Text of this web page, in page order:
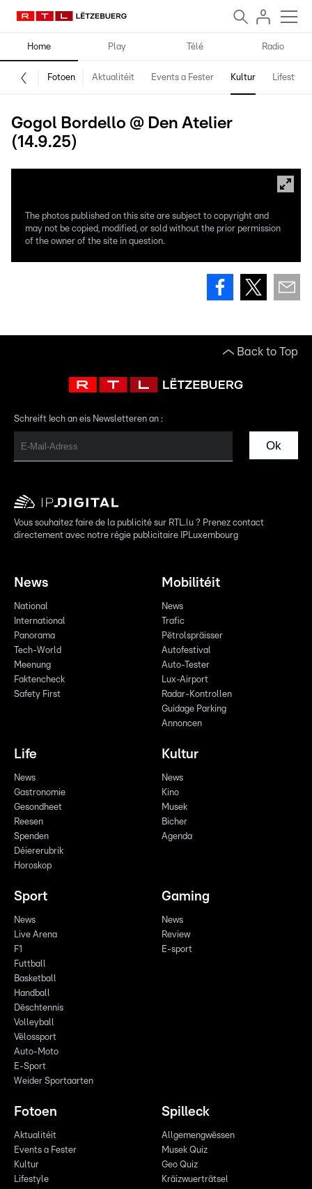
Home Play Télé Radio
Fotoen Aktualitéit Events a Fester Kultur Lifestyle
Gogol Bordello @ Den Atelier
(14.9.25)
The photos published on this site are subject to copyright and
may not be copied, modified, or sold without the prior permission
of the owner of the site in question.
Back to Top
Schreift Iech an eis Newsletteren an :
Ok
Vous souhaitez faire de la publicité sur RTL.lu ? Prenez contact
directement avec notre régie publicitaire IPLuxembourg
News
National
International
Panorama
Tech-World
Meenung
Faktencheck
Safety First
Mobilitéit
News
Trafic
Pëtrolspräisser
Autofestival
Auto-Tester
Lux-Airport
Radar-Kontrollen
Guidage Parking
Annoncen
Life
News
Gastronomie
Gesondheet
Reesen
Spenden
Déiererubrik
Horoskop
Kultur
News
Kino
Musek
Bicher
Agenda
Sport
News
Live Arena
F1
Futtball
Basketball
Handball
Dëschtennis
Volleyball
Vëlossport
Auto-Moto
E-Sport
Weider Sportaarten
Gaming
News
Review
E-sport
Fotoen
Aktualitéit
Events a Fester
Kultur
Lifestyle
Spilleck
Allgemengwëssen
Musek Quiz
Geo Quiz
Kräizwuerträtsel